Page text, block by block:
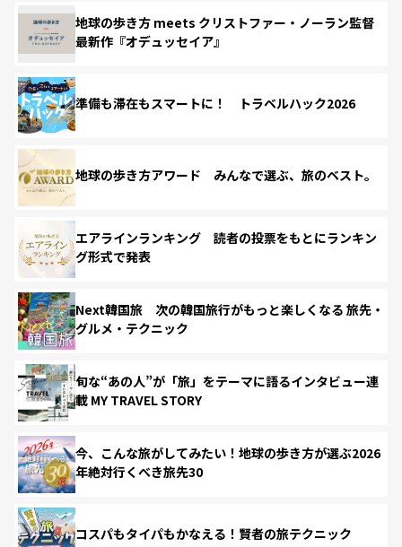
地球の歩き方 meets クリストファー・ノーラン監督
最新作『オデュッセイア』
準備も滞在もスマートに！ トラベルハック2026
地球の歩き方アワード みんなで選ぶ、旅のベスト。
エアラインランキング 読者の投票をもとにランキン
グ形式で発表
Next韓国旅 次の韓国旅行がもっと楽しくなる 旅先・
グルメ・テクニック
旬な“あの人”が「旅」をテーマに語るインタビュー連
載 MY TRAVEL STORY
今、こんな旅がしてみたい！地球の歩き方が選ぶ2026
年絶対行くべき旅先30
コスパもタイパもかなえる！賢者の旅テクニック